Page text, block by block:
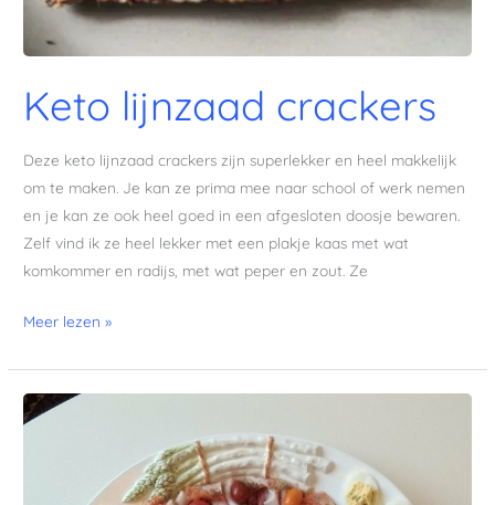
Keto lijnzaad crackers
Deze keto lijnzaad crackers zijn superlekker en heel makkelijk
om te maken. Je kan ze prima mee naar school of werk nemen
en je kan ze ook heel goed in een afgesloten doosje bewaren.
Zelf vind ik ze heel lekker met een plakje kaas met wat
komkommer en radijs, met wat peper en zout. Ze
Meer lezen »
Vleesschotel: